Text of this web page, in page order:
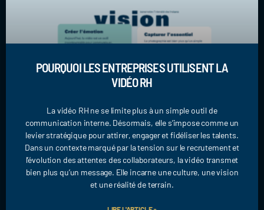
POURQUOI LES ENTREPRISES UTILISENT LA
VIDÉO RH
La vidéo RH ne se limite plus à un simple outil de
communication interne. Désormais, elle s’impose comme un
levier stratégique pour attirer, engager et fidéliser les talents.
Dans un contexte marqué par la tension sur le recrutement et
l’évolution des attentes des collaborateurs, la vidéo transmet
bien plus qu’un message. Elle incarne une culture, une vision
et une réalité de terrain.